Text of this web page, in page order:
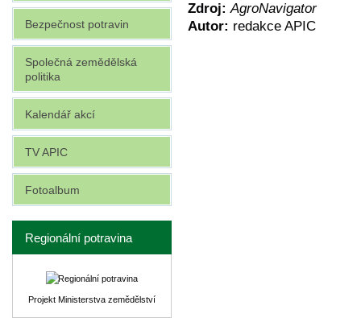
Zdroj: AgroNavigator
Autor: redakce APIC
Bezpečnost potravin
Společná zemědělská
politika
Kalendář akcí
TV APIC
Fotoalbum
Regionální potravina
Projekt Ministerstva zemědělství